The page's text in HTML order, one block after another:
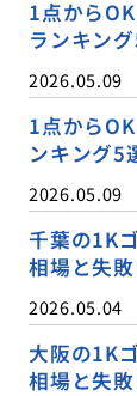
1点から
ランキン
2026.05.09
1点から
ンキング5
2026.05.09
千葉の1K
相場と失
2026.05.04
大阪の1K
相場と失